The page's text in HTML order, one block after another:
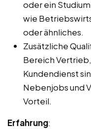
oder ein
wie
oder ähnliches.
Zusätzliche
Bereich
Kundendienst
Nebenjobs und
Vorteil.
Erfahrung: